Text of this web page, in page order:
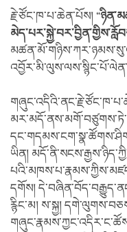
རྗེ་ཙོང་ཁ་པ་ཆེན་པོས། “
ཡིན།
དགོས།
རྙིང་མ། ས་སྐྱ།